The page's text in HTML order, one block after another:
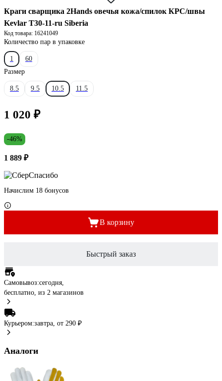
Краги сварщика 2Hands овечья кожа/спилок КРС/швы
Kevlar Т30-11-ru Siberia
Код товара: 16241049
Количество пар в упаковке
1
60
Размер
8.5 9.5 10.5 11.5
1 020 ₽
-46%
1 889 ₽
Начислим 18 бонусов
В корзину
Быстрый заказ
Самовывоз:сегодня,
бесплатно, из 2 магазинов
Курьером:завтра, от 290 ₽
Аналоги